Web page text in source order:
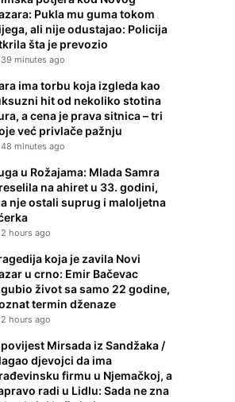
Pukla mu guma tokom
ali nije odustajao: Policija
šta je prevozio
39 minutes ago
ima torbu koja izgleda kao
hit od nekoliko stotina
a cena je prava sitnica – tri
već privlače pažnju
48 minutes ago
u Rožajama: Mlada Samra
na ahiret u 33. godini,
nje ostali suprug i maloljetna
2 hours ago
koja je zavila Novi
u crno: Emir Bačevac
život sa samo 22 godine,
termin dženaze
2 hours ago
Mirsada iz Sandžaka /
djevojci da ima
firmu u Njemačkoj, a
radi u Lidlu: Sada ne zna